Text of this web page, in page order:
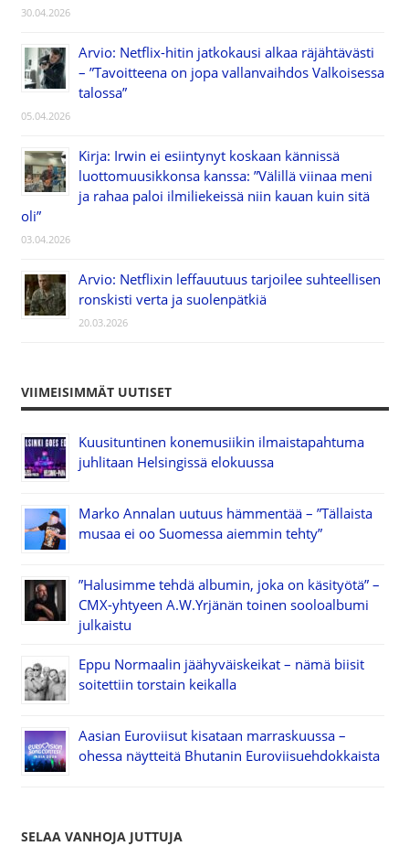
30.04.2026
Arvio: Netflix-hitin jatkokausi alkaa räjähtävästi
– ”Tavoitteena on jopa vallanvaihdos Valkoisessa
talossa”
05.04.2026
Kirja: Irwin ei esiintynyt koskaan kännissä
luottomuusikkonsa kanssa: ”Välillä viinaa meni
ja rahaa paloi ilmiliekeissä niin kauan kuin sitä
oli”
03.04.2026
Arvio: Netflixin leffauutuus tarjoilee suhteellisen
ronskisti verta ja suolenpätkiä
20.03.2026
VIIMEISIMMÄT UUTISET
Kuusituntinen konemusiikin ilmaistapahtuma
juhlitaan Helsingissä elokuussa
Marko Annalan uutuus hämmentää – ”Tällaista
musaa ei oo Suomessa aiemmin tehty”
”Halusimme tehdä albumin, joka on käsityötä” –
CMX-yhtyeen A.W.Yrjänän toinen sooloalbumi
julkaistu
Eppu Normaalin jäähyväiskeikat – nämä biisit
soitettiin torstain keikalla
Aasian Euroviisut kisataan marraskuussa –
ohessa näytteitä Bhutanin Euroviisuehdokkaista
SELAA VANHOJA JUTTUJA